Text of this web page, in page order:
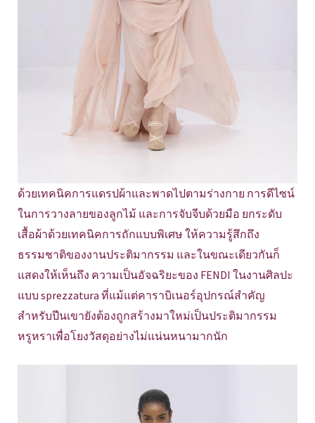
ด้วยเทคนิคการแดรปผ้าและพาดไปตามร่างกาย การดีไซน์
ในการวางลายของลูกไม้ และการจับจีบด้วยมือ ยกระดับ
เสื้อผ้าด้วยเทคนิคการถักแบบพิเศษ ให้ความรู้สึกถึง
ธรรมชาติของงานประติมากรรม และในขณะเดียวกันก็
แสดงให้เห็นถึง ความเป็นอัจฉริยะของ FENDI ในงานศิลปะ
แบบ sprezzatura ที่แม้แต่คาราบิเนอร์อุปกรณ์สำคัญ
สำหรับปีนเขายังต้องถูกสร้างมาใหม่เป็นประติมากรรม
หรูหราเพื่อโยงวัสดุอย่างไม่แน่นหนามากนัก